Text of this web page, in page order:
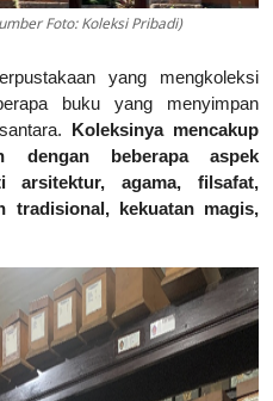
Foto: Koleksi Pribadi)
yang mengkoleksi
buku yang menyimpan
Koleksinya mencakup
dengan beberapa aspek
arsitektur, agama, filsafat,
tradisional, kekuatan magis,